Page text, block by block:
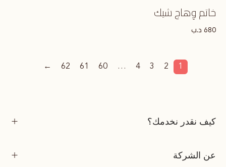
خاتم وِهاج شيك
680 د.ب
1
2
3
4
…
60
61
62
←
كيف نقدر نخدمك؟
عن الشركة